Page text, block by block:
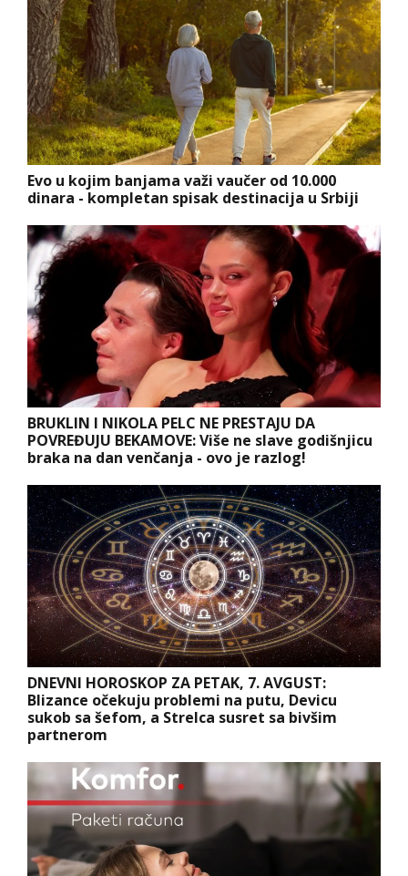
Evo u kojim banjama važi vaučer od 10.000
dinara - kompletan spisak destinacija u Srbiji
BRUKLIN I NIKOLA PELC NE PRESTAJU DA
POVREĐUJU BEKAMOVE: Više ne slave godišnjicu
braka na dan venčanja - ovo je razlog!
DNEVNI HOROSKOP ZA PETAK, 7. AVGUST:
Blizance očekuju problemi na putu, Devicu
sukob sa šefom, a Strelca susret sa bivšim
partnerom